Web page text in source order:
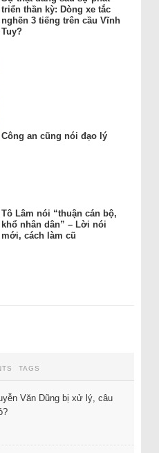
triển thần kỳ: Dòng xe tắc
nghẽn 3 tiếng trên cầu Vĩnh
Tuy?
Công an cũng nói đạo lý
Tô Lâm nói “thuận cán bộ,
khổ nhân dân” – Lời nói
mới, cách làm cũ
TAGS
Văn Dũng bị xử lý, câu